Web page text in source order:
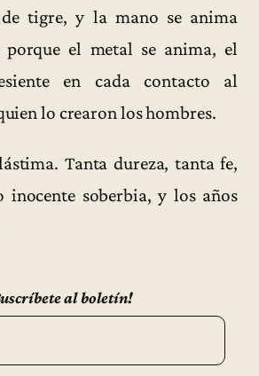
tigre, y la mano se anima
el metal se anima, el
en cada contacto al
lo crearon los hombres.
Tanta dureza, tanta fe,
inocente soberbia, y los años
al boletín!